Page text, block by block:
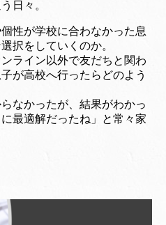
日々。
性が学校に合わなかった息
択をしていくのか。
ライン以外で友だちと関わ
が高校へ行ったらどのよう
なかったが、結果がわかっ
最適解だったね」
と常々家